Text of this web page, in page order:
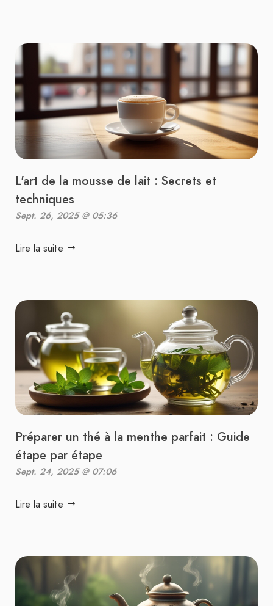
L'art de la mousse de lait : Secrets et
techniques
Sept. 26, 2025 @ 05:36
Lire la suite
Préparer un thé à la menthe parfait : Guide
étape par étape
Sept. 24, 2025 @ 07:06
Lire la suite